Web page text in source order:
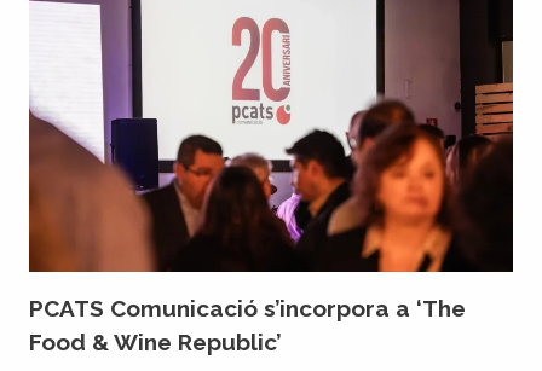
PCATS Comunicació s’incorpora a ‘The
Food & Wine Republic’